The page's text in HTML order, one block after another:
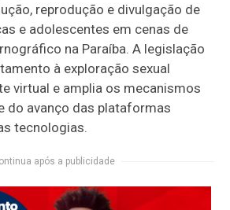
reprodução e divulgação de
e adolescentes em cenas de
na Paraíba. A legislação
à exploração sexual
virtual e amplia os mecanismos
do avanço das plataformas
tecnologias.
após a publicidade